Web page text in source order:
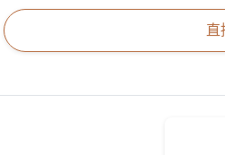
直